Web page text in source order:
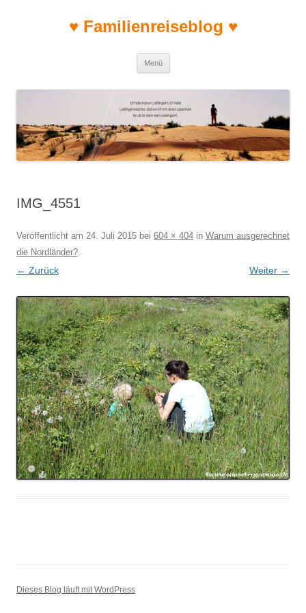
♥ Familienreiseblog ♥
Menü
IMG_4551
Veröffentlicht am 24. Juli 2015 bei 604 × 404 in Warum ausgerechnet
die Nordländer?.
← Zurück Weiter →
Dieses Blog läuft mit WordPress